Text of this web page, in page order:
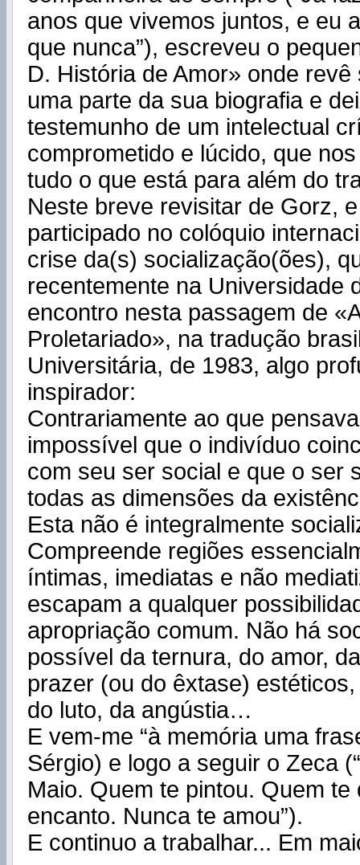
anos que vivemos juntos, e eu
que nunca”), escreveu o
D. História de Amor» onde
uma parte da sua biografia e
testemunho de um intelectual
comprometido e lúcido, que
tudo o que está para além do
Neste breve revisitar de Gorz,
participado no colóquio
crise da(s) socialização(ões),
recentemente na Universidade
encontro nesta passagem de
Proletariado», na tradução
Universitária, de 1983, algo
inspirador:
Contrariamente ao que
impossível que o indivíduo
com seu ser social e que o ser
todas as dimensões da
Esta não é integralmente
Compreende regiões
íntimas, imediatas e não
escapam a qualquer
apropriação comum. Não há
possível da ternura, do amor,
prazer (ou do êxtase)
do luto, da angústia…
E vem-me “à memória uma
Sérgio) e logo a seguir o Zeca
Maio. Quem te pintou. Quem te
encanto. Nunca te amou”).
E continuo a trabalhar... Em